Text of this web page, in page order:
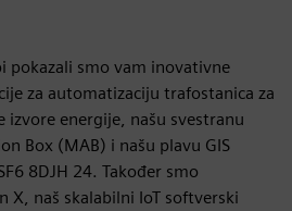
pokazali smo vam inovativne
za automatizaciju trafostanica za
energije, našu svestranu
Box (MAB) i našu plavu GIS
8DJH 24. Također smo
X, naš skalabilni IoT softverski